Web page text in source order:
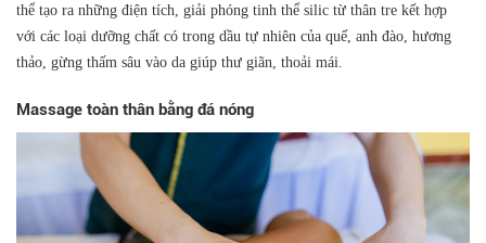
thể tạo ra những điện tích, giải phóng tinh thể silic từ thân tre kết hợp
với các loại dưỡng chất có trong dầu tự nhiên của quế, anh đào, hương
thảo, gừng thấm sâu vào da giúp thư giãn, thoải mái.
Massage toàn thân bằng đá nóng